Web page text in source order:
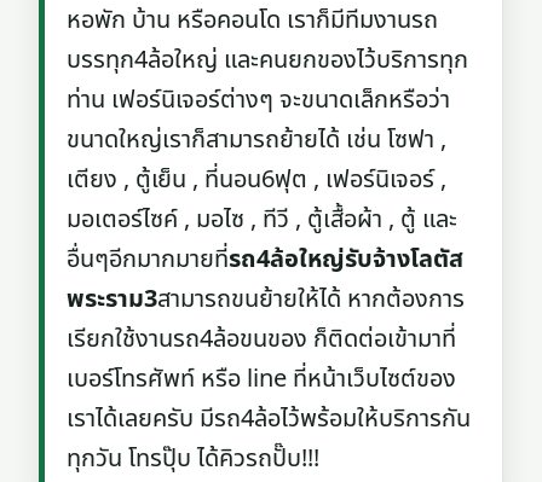
หอพัก บ้าน หรือคอนโด เราก็มีทีมงานรถ
บรรทุก4ล้อใหญ่ และคนยกของไว้บริการทุก
ท่าน เฟอร์นิเจอร์ต่างๆ จะขนาดเล็กหรือว่า
ขนาดใหญ่เราก็สามารถย้ายได้ เช่น โซฟา ,
เตียง , ตู้เย็น , ที่นอน6ฟุต , เฟอร์นิเจอร์ ,
มอเตอร์ไซค์ , มอไซ , ทีวี , ตู้เสื้อผ้า , ตู้ และ
อื่นๆอีกมากมายที่รถ4ล้อใหญ่รับจ้างโลตัส
พระราม3สามารถขนย้ายให้ได้ หากต้องการ
เรียกใช้งานรถ4ล้อขนของ ก็ติดต่อเข้ามาที่
เบอร์โทรศัพท์ หรือ line ที่หน้าเว็บไซต์ของ
เราได้เลยครับ มีรถ4ล้อไว้พร้อมให้บริการกัน
ทุกวัน โทรปุ๊บ ได้คิวรถปั๊บ!!!